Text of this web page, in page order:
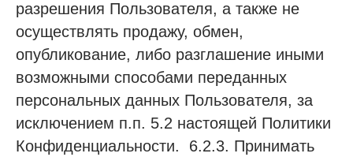
разрешения Пользователя, а также не
осуществлять продажу, обмен,
опубликование, либо разглашение иными
возможными способами переданных
персональных данных Пользователя, за
исключением п.п. 5.2 настоящей Политики
Конфиденциальности. 6.2.3. Принимать